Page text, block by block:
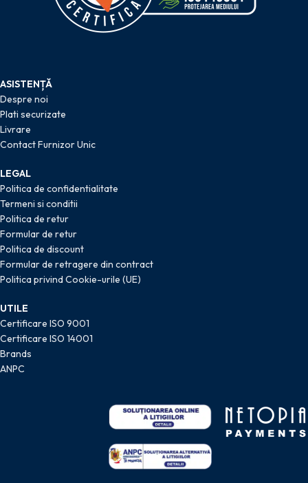
ASISTENȚĂ
Despre noi
Plati securizate
Livrare
Contact Furnizor Unic
LEGAL
Politica de confidentialitate
Termeni si conditii
Politica de retur
Formular de retur
Politica de discount
Formular de retragere din contract
Politica privind Cookie-urile (UE)
UTILE
Certificare ISO 9001
Certificare ISO 14001
Brands
ANPC